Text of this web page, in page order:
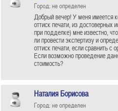
Город: не определен
Добрый вечер! У меня имеется
оттиск печати, из достоверных
при подделке) мне известно,
ли провести экспертизу и
оттиск печати, если сравнить с
Если возможно проведение
стоимость?
Наталия Борисова
Город: не определен